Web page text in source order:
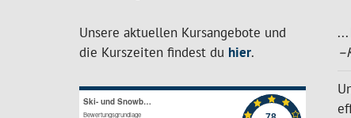
Unsere aktuellen Kursangebote und
die Kurszeiten findest du hier.